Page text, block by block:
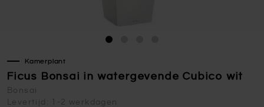
Kamerplant
Ficus Bonsai in watergevende Cubico wit
Bonsai
Levertijd: 1-2 werkdagen